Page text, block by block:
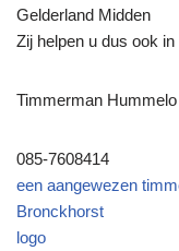
Gelderland Midden
Zij helpen u dus ook
Timmerman Hummelo
085-7608414
een aangewezen
Bronckhorst
logo